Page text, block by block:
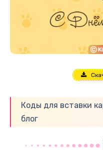
Коды для вставки
блог